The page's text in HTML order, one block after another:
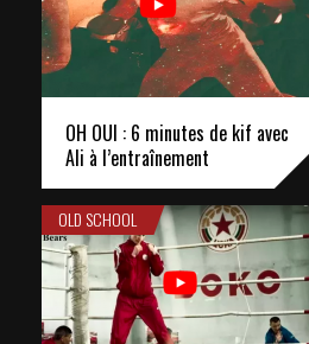
OH OUI : 6 minutes de kif avec
Ali à l’entraînement
OLD SCHOOL